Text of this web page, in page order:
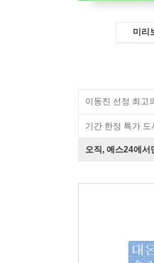
미리
이동진 선정 최고
기간 한정 특가 도
오직, 예스24에서